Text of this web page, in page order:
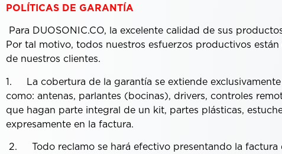
POLÍTICAS DE GARANTÍA
Para DUOSONIC.CO, la excelente calidad de sus
Por tal motivo, todos nuestros esfuerzos productivos
de nuestros clientes.
1. La cobertura de la garantía se extiende
como: antenas, parlantes (bocinas), drivers, controles
que hagan parte integral de un kit, partes plásticas,
expresamente en la factura.
2. Todo reclamo se hará efectivo presentando la